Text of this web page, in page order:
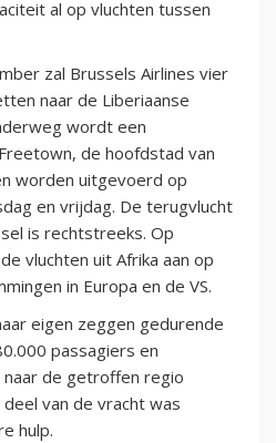
al op vluchten tussen
zal Brussels Airlines vier
naar de Liberiaanse
wordt een
de hoofdstad van
worden uitgevoerd op
en vrijdag. De terugvlucht
is rechtstreeks. Op
vluchten uit Afrika aan op
in Europa en de VS.
eigen zeggen gedurende
passagiers en
de getroffen regio
van de vracht was
hulp.